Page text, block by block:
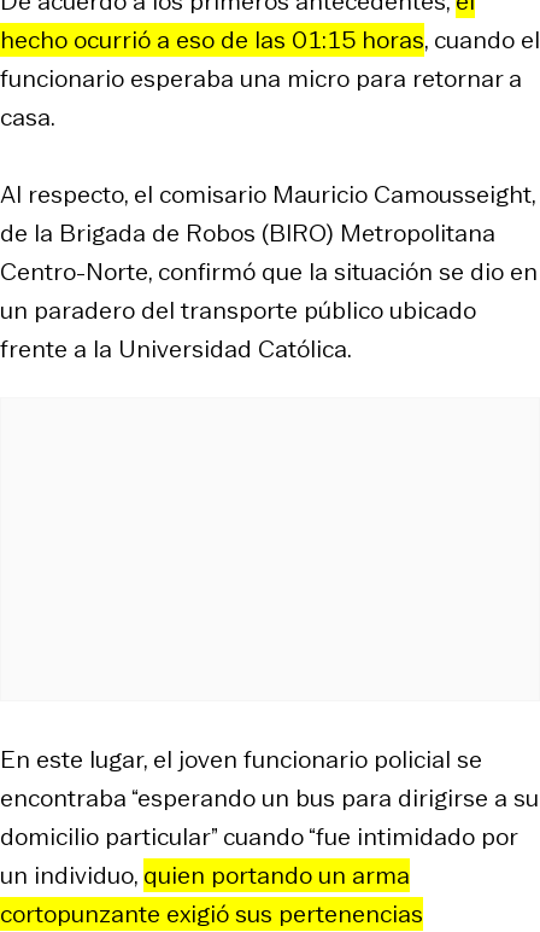
hecho ocurrió a eso de las 01:15 horas, cuando el
funcionario esperaba una micro para retornar a
casa.
Al respecto, el comisario Mauricio Camousseight,
de la Brigada de Robos (BIRO) Metropolitana
Centro-Norte, confirmó que la situación se dio en
un paradero del transporte público ubicado
frente a la Universidad Católica.
En este lugar, el joven funcionario policial se
encontraba “esperando un bus para dirigirse a su
domicilio particular” cuando “fue intimidado por
un individuo, quien portando un arma
cortopunzante exigió sus pertenencias